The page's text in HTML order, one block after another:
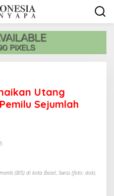
Utang
Sejumlah
(BIS) di kota Basel, Swiss (foto: dok).